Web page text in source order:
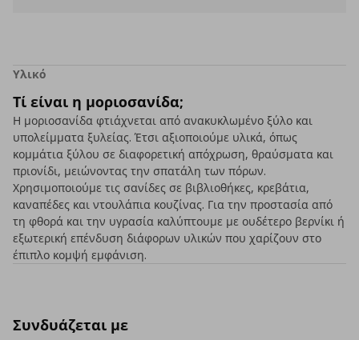
Υλικό
Τί είναι η μοριοσανίδα;
Η μοριοσανίδα φτιάχνεται από ανακυκλωμένο ξύλο και
υπολείμματα ξυλείας. Έτσι αξιοποιούμε υλικά, όπως
κομμάτια ξύλου σε διαφορετική απόχρωση, θραύσματα και
πριονίδι, μειώνοντας την σπατάλη των πόρων.
Χρησιμοποιούμε τις σανίδες σε βιβλιοθήκες, κρεβάτια,
καναπέδες και ντουλάπια κουζίνας. Για την προστασία από
τη φθορά και την υγρασία καλύπτουμε με ουδέτερο βερνίκι ή
εξωτερική επένδυση διάφορων υλικών που χαρίζουν στο
έπιπλο κομψή εμφάνιση.
Συνδυάζεται με